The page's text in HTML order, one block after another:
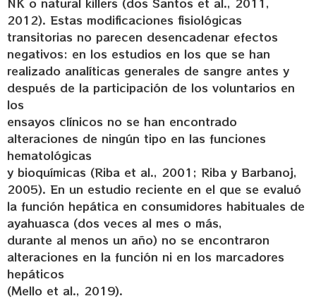
2012). Estas modificaciones fisiológicas
transitorias no parecen desencadenar efectos
negativos: en los estudios en los que se han
realizado analíticas generales de sangre antes y
después de la participación de los voluntarios en
los
ensayos clínicos no se han encontrado
alteraciones de ningún tipo en las funciones
hematológicas
y bioquímicas (Riba et al., 2001; Riba y Barbanoj,
2005). En un estudio reciente en el que se evaluó
la función hepática en consumidores habituales de
ayahuasca (dos veces al mes o más,
durante al menos un año) no se encontraron
alteraciones en la función ni en los marcadores
hepáticos
(Mello et al., 2019).